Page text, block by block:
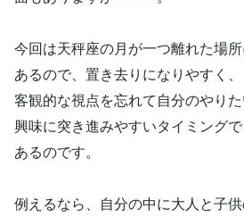
今回は天秤座の月が一つ離れた場
あるので、置き去りになりやすく、
客観的な視点を忘れて自分のやり
興味に突き進みやすいタイミング
あるのです。
例えるなら、自分の中に大人と子